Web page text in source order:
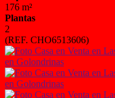
176 m²
Plantas
2
(REF. CHO6513606)